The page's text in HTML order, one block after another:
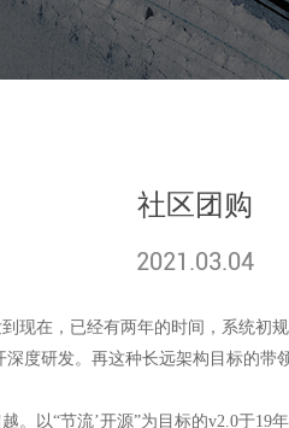
社区团购
2021.03.04
现在，已经有两年的时间，系统初
度研发。再这种长远架构目标的带
。以“节流’开源”为目标的v2.0于19